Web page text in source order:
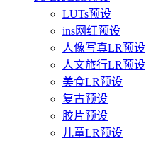
LUTs预设
ins网红预设
人像写真LR预设
人文旅行LR预设
美食LR预设
复古预设
胶片预设
儿童LR预设